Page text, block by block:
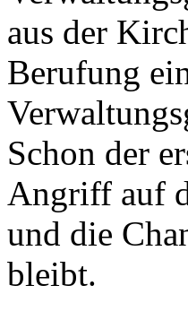
aus der
Berufung
Schon der
Angriff auf
und die
bleibt.